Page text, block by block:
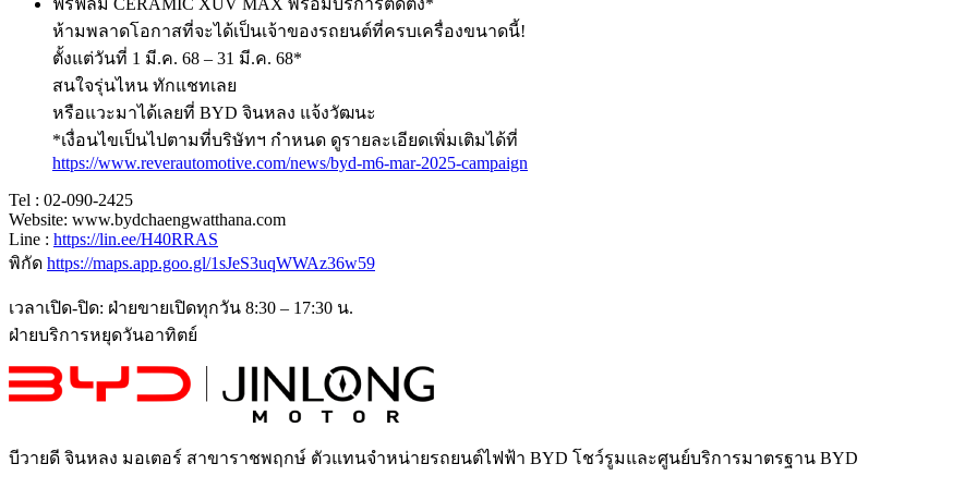
ห้ามพลาดโอกาสที่จะได้เป็นเจ้าของรถยนต์ที่ครบเครื่องขนาดนี้!
ตั้งแต่วันที่ 1 มี.ค. 68 – 31 มี.ค. 68*
สนใจรุ่นไหน ทักแชทเลย
หรือแวะมาได้เลยที่ BYD จินหลง แจ้งวัฒนะ
*เงื่อนไขเป็นไปตามที่บริษัทฯ กำหนด ดูรายละเอียดเพิ่มเติมได้ที่
https://www.reverautomotive.com/news/byd-m6-mar-2025-campaign
Tel : 02-090-2425
Website: www.bydchaengwatthana.com
Line : https://lin.ee/H40RRAS
พิกัด https://maps.app.goo.gl/1sJeS3uqWWAz36w59
เวลาเปิด-ปิด: ฝ่ายขายเปิดทุกวัน 8:30 – 17:30 น.
ฝ่ายบริการหยุดวันอาทิตย์
บีวายดี จินหลง มอเตอร์ สาขาราชพฤกษ์ ตัวแทนจำหน่ายรถยนต์ไฟฟ้า BYD โชว์รูมและศูนย์บริการมาตรฐาน BYD